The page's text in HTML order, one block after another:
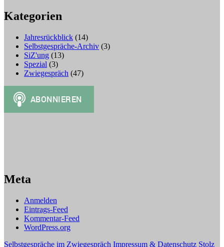
Kategorien
Jahresrückblick (14)
Selbstgespräche-Archiv (3)
SiZ'ung (13)
Spezial (3)
Zwiegespräch (47)
Meta
Anmelden
Eintrags-Feed
Kommentar-Feed
WordPress.org
Selbstgespräche im Zwiegespräch Impressum & Datenschutz Stolz